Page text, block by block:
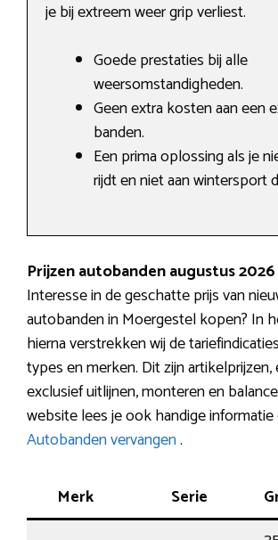
je bij extreem weer grip verliest.
Goede prestaties bij alle
weersomstandigheden.
Geen extra kosten aan een
banden.
Een prima oplossing als je
rijdt en niet aan wintersport
Prijzen autobanden augustus
Interesse in de geschatte prijs van
autobanden in Moergestel kopen? In
hierna verstrekken wij de
types en merken. Dit zijn artikelprijzen,
exclusief uitlijnen, monteren en
website lees je ook handige informatie
Autobanden vervangen.
Merk Serie